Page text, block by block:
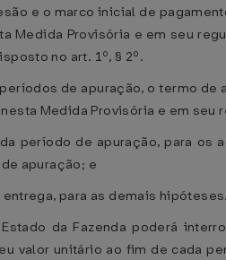
e o marco inicial de
Medida Provisória e em seu
no art. 1º, § 2º.
de apuração, o termo
Medida Provisória e em seu
período de apuração, para os
apuração; e
para as demais
da Fazenda poderá
valor unitário ao fim de cada